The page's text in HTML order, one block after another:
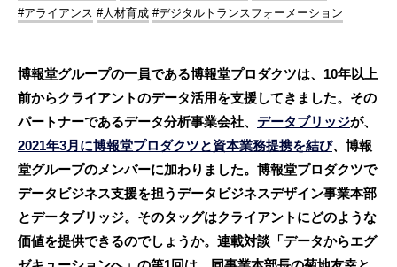
#アライアンス #人材育成 #デジタルトランスフォーメーション
博報堂グループの一員である博報堂プロダクツは、10年以上
前からクライアントのデータ活用を支援してきました。その
パートナーであるデータ分析事業会社、 データブリッジが、
2021年3月に博報堂プロダクツと資本業務提携を結び、博報
堂グループのメンバーに加わりました。博報堂プロダクツで
データビジネス支援を担うデータビジネスデザイン事業本部
とデータブリッジ。そのタッグはクライアントにどのような
価値を提供できるのでしょうか。連載対談「データからエグ